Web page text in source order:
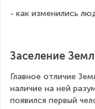
- как изменились
Заселение
Главное отличие
наличие на ней
появился первый